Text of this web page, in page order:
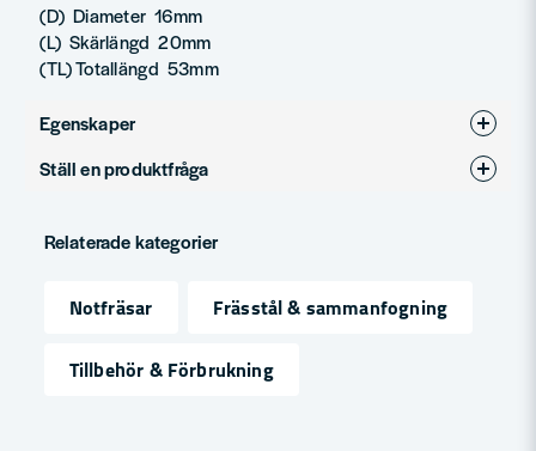
(D) Diameter 16mm
(L) Skärlängd 20mm
(TL) Totallängd 53mm
Egenskaper
Produkttyp
Ställ en produktfråga
Fråga oss något om denna produkten...
Namn
Relaterade kategorier
Notfräsar
Frässtål & sammanfogning
Tillbehör & Förbrukning